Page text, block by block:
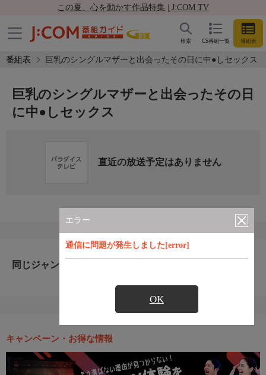
この夏、心を動かす作品特集 | J:COM TV
CS番組一覧 番組表
検索
番組表 巨乳のシングルマザーと出会ったその日に中●しセックス
エラー
通信に問題が発生しました[error]
OK
巨乳のシングルマザーと出会ったその日
に中●しセックス
直近の放送予定はありません
同じジャンルのおすすめ番組
キャンペーン・お得な情報